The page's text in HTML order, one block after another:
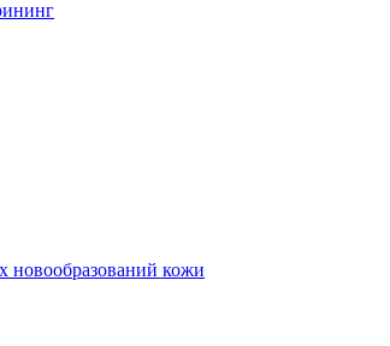
новообразований кожи